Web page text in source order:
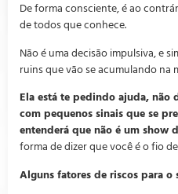
De forma consciente, é ao
de todos que conhece.
Não é uma decisão impulsiva, e
ruins que vão se acumulando na
Ela está te pedindo ajuda, não
com pequenos sinais que se
entenderá que não é um show
forma de dizer que você é o fio
Alguns fatores de riscos para o